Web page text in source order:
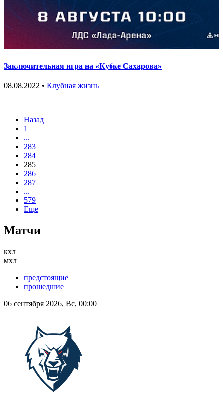
Заключительная игра на «Кубке Сахарова»
08.08.2022 • Клубная жизнь
Назад
1
...
283
284
285
286
287
...
579
Еще
Матчи
кхл
мхл
предстоящие
прошедшие
06 сентября 2026, Вс, 00:00